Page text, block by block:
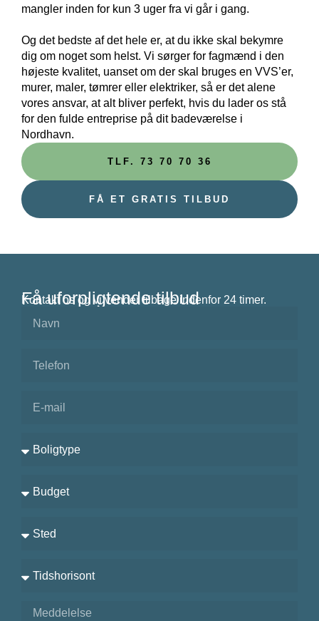
mangler inden for kun 3 uger fra vi går i gang.
Og det bedste af det hele er, at du ikke skal bekymre
dig om noget som helst. Vi sørger for fagmænd i den
højeste kvalitet, uanset om der skal bruges en VVS’er,
murer, maler, tømrer eller elektriker, så er det alene
vores ansvar, at alt bliver perfekt, hvis du lader os stå
for den fulde entreprise på dit badeværelse i
Nordhavn.
TLF. 73 70 70 36
FÅ ET GRATIS TILBUD
Få uforpligtende tilbud
Kontakt os og vi vender tilbage indenfor 24 timer.